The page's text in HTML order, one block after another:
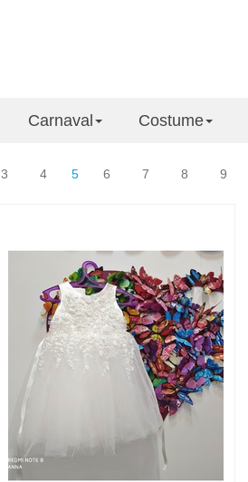
Carnaval Costume
3 4 5 6 7 8 9